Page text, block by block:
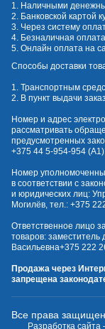
1. Наличными
2. Банковской картой
3. Через систему
4. Безналичная
5. Онлайн оплата на
Способы доставки
1. Транспортным
2. В пункт выдачи
Номер и адрес
рассматривать
предусмотренных
+375 44 5-954-954
Номер
в соответствии с
и юридических лиц:
Могилёв, тел.: +375
Ответственное лицо
товаров:
Васильевна+375 222
Продажа через
запрещена
Все права
Разработка сайта